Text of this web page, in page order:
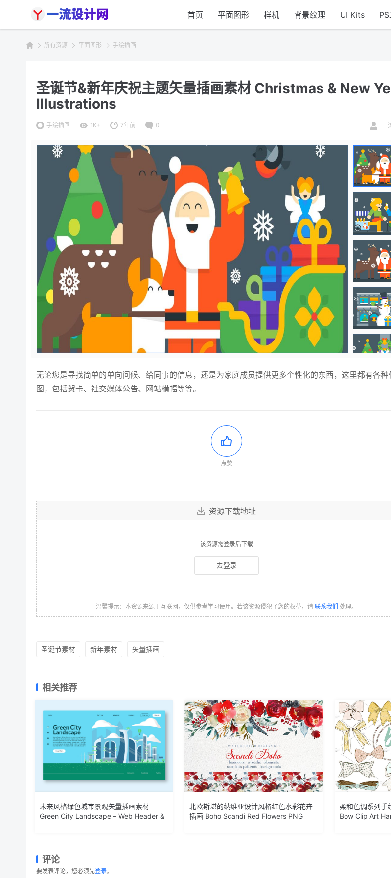
首页 平面图形 样机 背景纹理 UI Kits
所有资源 平面图形 手绘插画
圣诞节&新年庆祝主题矢量插画素材 Christmas & New
Illustrations
手绘插画 1K+ 7年前 0 一
无论您是寻找简单的单向问候、给同事的信息，还是为家庭成员提供更多个性化的东西，这里都有各种
图，包括贺卡、社交媒体公告、网站横幅等等。
点赞
资源下载地址
该资源需登录后下载
去登录
温馨提示：本资源来源于互联网，仅供参考学习使用。若该资源侵犯了您的权益，请 联系我们 处理。
圣诞节素材 新年素材 矢量插画
相关推荐
未来风格绿色城市景观矢量插画素材
Green City Landscape – Web Header &
北欧斯堪的纳维亚设计风格红色水彩花卉
插画 Boho Scandi Red Flowers PNG
柔和色调系列手
Bow Clip Art
评论
要发表评论，您必须先登录。